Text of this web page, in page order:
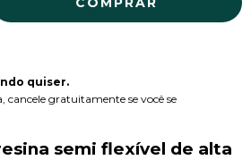
quiser.
cancele gratuitamente se você se
semi flexível de alta